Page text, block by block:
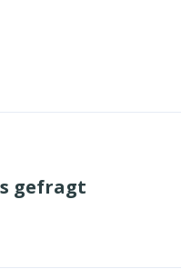
gefragt